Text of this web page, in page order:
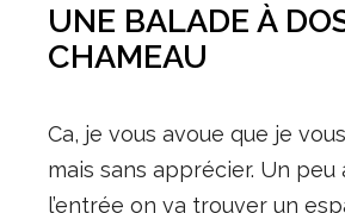
UNE BALADE À
CHAMEAU
Ca, je vous avoue que je
mais sans apprécier. Un peu
l’entrée on va trouver un